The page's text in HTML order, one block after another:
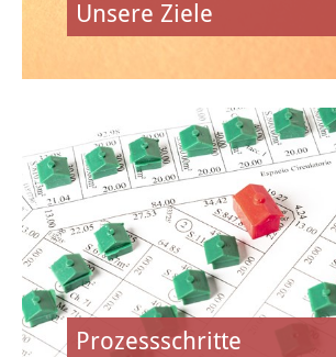
Unsere Ziele
Prozessschritte
Bürgerinformation Klimaschutz
Bürgerinformation Klimaschutz
Klimaschutzkonzept
Natur & Umwelt
Energie